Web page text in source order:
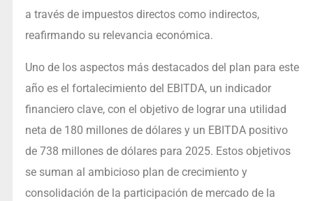
a través de impuestos directos como indirectos,
reafirmando su relevancia económica.
Uno de los aspectos más destacados del plan para este
año es el fortalecimiento del EBITDA, un indicador
financiero clave, con el objetivo de lograr una utilidad
neta de 180 millones de dólares y un EBITDA positivo
de 738 millones de dólares para 2025. Estos objetivos
se suman al ambicioso plan de crecimiento y
consolidación de la participación de mercado de la